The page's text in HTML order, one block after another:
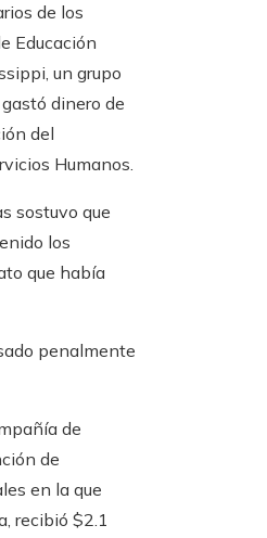
de los
Educación
un grupo
dinero de
del
Humanos.
sostuvo que
los
que había
penalmente
de
de
en la que
recibió $2.1